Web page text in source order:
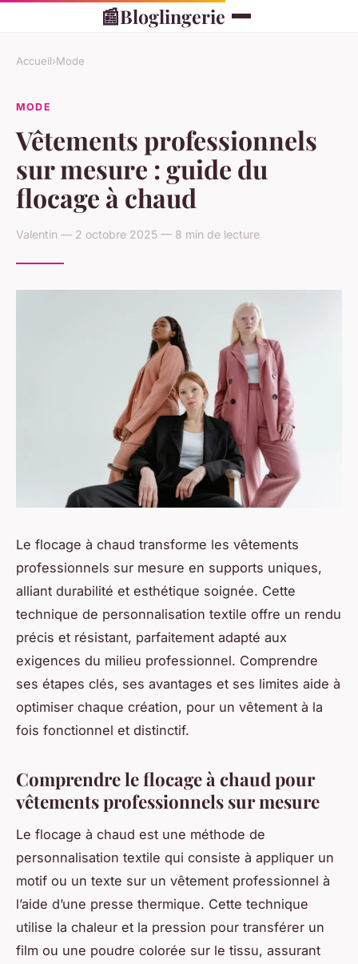
📰Bloglingerie
Accueil›Mode
MODE
Vêtements professionnels
sur mesure : guide du
flocage à chaud
Valentin — 2 octobre 2025 — 8 min de lecture
Le flocage à chaud transforme les vêtements
professionnels sur mesure en supports uniques,
alliant durabilité et esthétique soignée. Cette
technique de personnalisation textile offre un rendu
précis et résistant, parfaitement adapté aux
exigences du milieu professionnel. Comprendre
ses étapes clés, ses avantages et ses limites aide à
optimiser chaque création, pour un vêtement à la
fois fonctionnel et distinctif.
Comprendre le flocage à chaud pour
vêtements professionnels sur mesure
Le flocage à chaud est une méthode de
personnalisation textile qui consiste à appliquer un
motif ou un texte sur un vêtement professionnel à
l’aide d’une presse thermique. Cette technique
utilise la chaleur et la pression pour transférer un
film ou une poudre colorée sur le tissu, assurant